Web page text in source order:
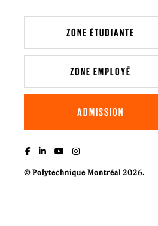
ZONE ÉTUDIANTE
ZONE EMPLOYÉ
ADMISSION
© Polytechnique Montréal 2026.